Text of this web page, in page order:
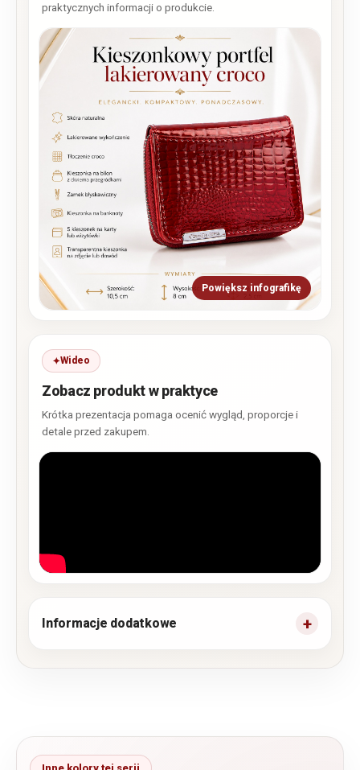
praktycznych informacji o produkcie.
Powiększ infografikę
Wideo
Zobacz produkt w praktyce
Krótka prezentacja pomaga ocenić wygląd, proporcje i
detale przed zakupem.
Informacje dodatkowe